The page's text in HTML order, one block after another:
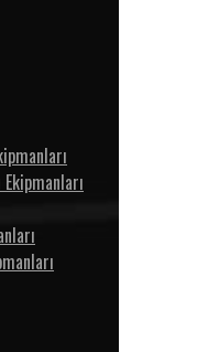
Ekipmanları